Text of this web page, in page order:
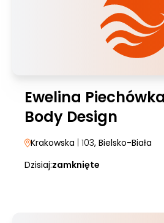
Ewelina
Body Design
Krakowska | 103, Bielsko-Biała
Dzisiaj:zamknięte